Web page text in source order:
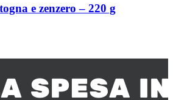
e zenzero – 220 g